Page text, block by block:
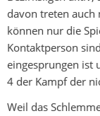
davon treten auch
können nur die
Kontaktperson
eingesprungen ist
4 der Kampf der
Weil das